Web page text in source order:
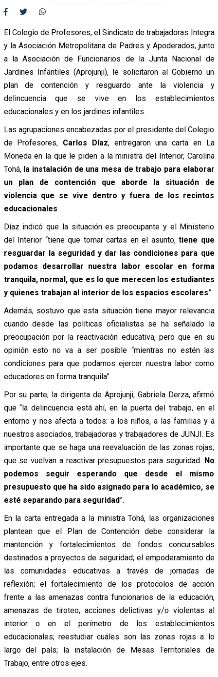
El Colegio de Profesores, el Sindicato de trabajadoras Integra
y la Asociación Metropolitana de Padres y Apoderados, junto
a la Asociación de Funcionarios de la Junta Nacional de
Jardines Infantiles (Aprojunji), le solicitaron al Gobierno un
plan de contención y resguardo ante la violencia y
delincuencia que se vive en los establecimientos
educacionales y en los jardines infantiles.
Las agrupaciones encabezadas por el presidente del Colegio
de Profesores, Carlos Díaz, entregaron una carta en La
Moneda en la que le piden a la ministra del Interior, Carolina
Tohá, la instalación de una mesa de trabajo para elaborar
un plan de contención que aborde la situación de
violencia que se vive dentro y fuera de los recintos
educacionales.
Díaz indicó que la situación es preocupante y el Ministerio
del Interior “tiene que tomar cartas en el asunto, tiene que
resguardar la seguridad y dar las condiciones para que
podamos desarrollar nuestra labor escolar en forma
tranquila, normal, que es lo que merecen los estudiantes
y quienes trabajan al interior de los espacios escolares”.
Además, sostuvo que esta situación tiene mayor relevancia
cuando desde las políticas oficialistas se ha señalado la
preocupación por la reactivación educativa, pero que en su
opinión esto no va a ser posible “mientras no estén las
condiciones para que podamos ejercer nuestra labor como
educadores en forma tranquila”.
Por su parte, la dirigenta de Aprojunji, Gabriela Derza, afirmó
que “la delincuencia está ahí, en la puerta del trabajo, en el
entorno y nos afecta a todos: a los niños, a las familias y a
nuestros asociados, trabajadoras y trabajadores de JUNJI. Es
importante que se haga una reevaluación de las zonas rojas,
que se vuelvan a reactivar presupuestos para seguridad. No
podemos seguir esperando que desde el mismo
presupuesto que ha sido asignado para lo académico, se
esté separando para seguridad”.
En la carta entregada a la ministra Tohá, las organizaciones
plantean que el Plan de Contención debe considerar la
mantención y fortalecimientos de fondos concursables
destinados a proyectos de seguridad; el empoderamiento de
las comunidades educativas a través de jornadas de
reflexión; el fortalecimiento de los protocolos de acción
frente a las amenazas contra funcionarios de la educación,
amenazas de tiroteo, acciones delictivas y/o violentas al
interior o en el perímetro de los establecimientos
educacionales; reestudiar cuáles son las zonas rojas a lo
largo del país; la instalación de Mesas Territoriales de
Trabajo, entre otros ejes.